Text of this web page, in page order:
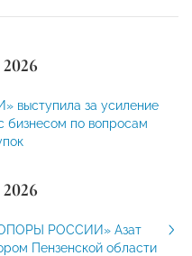
выступила за усиление
бизнесом по вопросам
РОССИИ» Азат
Пензенской области